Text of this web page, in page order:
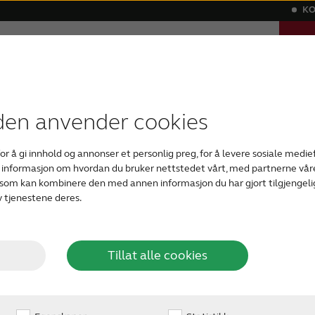
anvender cookies
å gi innhold og annonser et personlig preg, for å levere sosiale
om hvordan du bruker nettstedet vårt, med partnerne
kan kombinere den med annen informasjon du har gjort
tjenestene deres.
Tillat alle cookies
et hørselstap. Og
informasjon for bedre